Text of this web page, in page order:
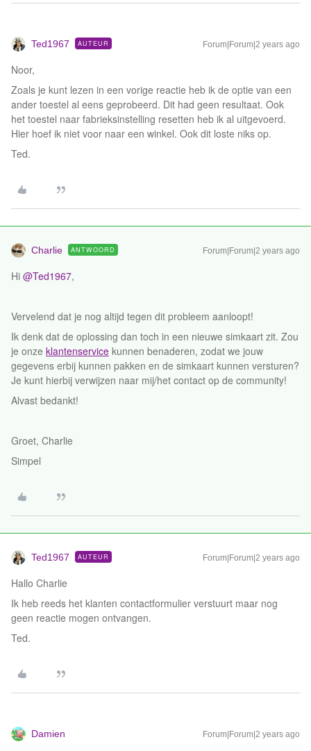
Ted1967 AUTEUR Forum|Forum|2 years ago
Noor,
Zoals je kunt lezen in een vorige reactie heb ik de optie van een
ander toestel al eens geprobeerd. Dit had geen resultaat. Ook
het toestel naar fabrieksinstelling resetten heb ik al uitgevoerd.
Hier hoef ik niet voor naar een winkel. Ook dit loste niks op.
Ted.
Charlie ANTWOORD Forum|Forum|2 years ago
Hi @Ted1967,
Vervelend dat je nog altijd tegen dit probleem aanloopt!
Ik denk dat de oplossing dan toch in een nieuwe simkaart zit. Zou
je onze klantenservice kunnen benaderen, zodat we jouw
gegevens erbij kunnen pakken en de simkaart kunnen versturen?
Je kunt hierbij verwijzen naar mij/het contact op de community!
Alvast bedankt!
Groet, Charlie
Simpel
Ted1967 AUTEUR Forum|Forum|2 years ago
Hallo Charlie
Ik heb reeds het klanten contactformulier verstuurt maar nog
geen reactie mogen ontvangen.
Ted.
Damien Forum|Forum|2 years ago